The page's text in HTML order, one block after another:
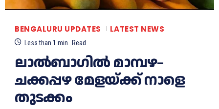
BENGALURU UPDATES LATEST NEWS
Less than 1 min. Read
ലാൽബാഗിൽ മാമ്പഴ–
ചക്കപ്പഴ മേളയ്ക്ക് നാളെ
തുടക്കം